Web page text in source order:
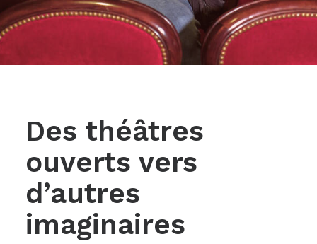
Des théâtres
ouverts vers
d’autres
imaginaires